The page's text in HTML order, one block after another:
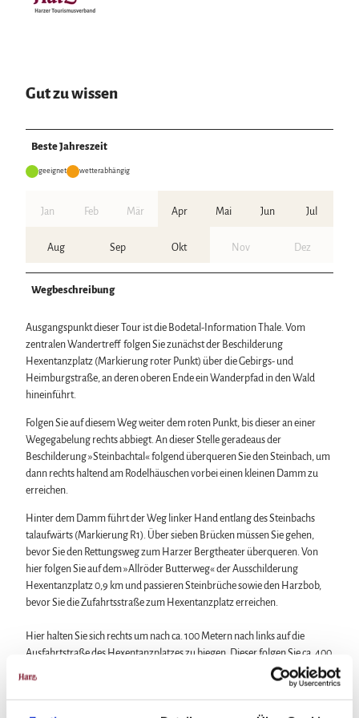
Gut zu wissen
Beste Jahreszeit
geeignet wetterabhängig
Jan Feb Mär Apr Mai Jun Jul
Aug Sep Okt Nov Dez
Wegbeschreibung
Ausgangspunkt dieser Tour ist die Bodetal-Information Thale. Vom
zentralen Wandertreff folgen Sie zunächst der Beschilderung
Hexentanzplatz (Markierung roter Punkt) über die Gebirgs- und
Heimburgstraße, an deren oberen Ende ein Wanderpfad in den Wald
hineinführt.
Folgen Sie auf diesem Weg weiter dem roten Punkt, bis dieser an einer
Wegegabelung rechts abbiegt. An dieser Stelle geradeaus der
Beschilderung »Steinbachtal« folgend überqueren Sie den Steinbach, um
dann rechts haltend am Rodelhäuschen vorbei einen kleinen Damm zu
erreichen.
Hinter dem Damm führt der Weg linker Hand entlang des Steinbachs
talaufwärts (Markierung R1). Über sieben Brücken müssen Sie gehen,
bevor Sie den Rettungsweg zum Harzer Bergtheater überqueren. Von
hier folgen Sie auf dem »Allröder Butterweg« der Ausschilderung
Hexentanzplatz 0,9 km und passieren Steinbrüche sowie den Harzbob,
bevor Sie die Zufahrtsstraße zum Hexentanzplatz erreichen.
Hier halten Sie sich rechts um nach ca. 100 Metern nach links auf die
Ausfahrtstraße des Hexentanzplatzes zu biegen. Dieser folgen Sie ca. 400
Meter bis hinter die Straßenkurve und biegen dann rechts auf den
Waldweg ab. Nach wenigen Metern zweigt an einer Kreuzung der
Wanderweg nach Friedrichsbrunn (Markierung gelbes Quadrat) ab, dem